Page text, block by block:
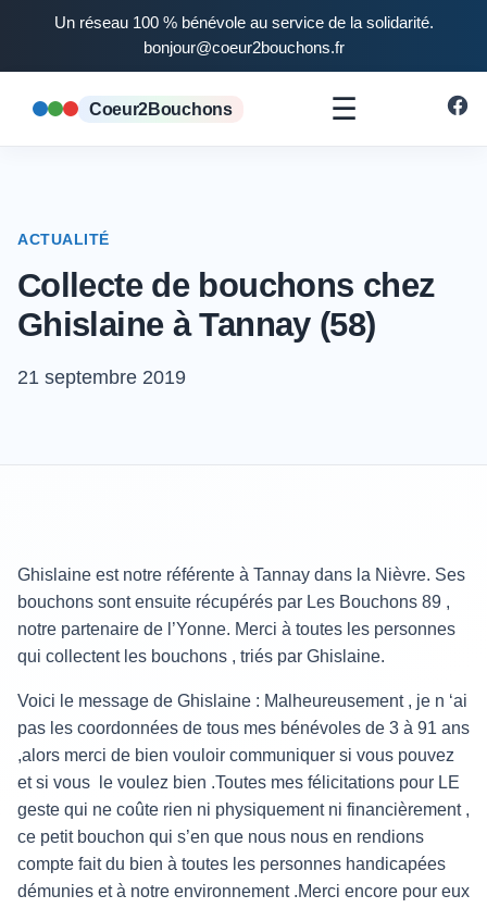
Un réseau 100 % bénévole au service de la solidarité.
bonjour@coeur2bouchons.fr
Coeur2Bouchons ☰
ACTUALITÉ
Collecte de bouchons chez
Ghislaine à Tannay (58)
21 septembre 2019
Ghislaine est notre référente à Tannay dans la Nièvre. Ses
bouchons sont ensuite récupérés par Les Bouchons 89 ,
notre partenaire de l’Yonne. Merci à toutes les personnes
qui collectent les bouchons , triés par Ghislaine.
Voici le message de Ghislaine : Malheureusement , je n ‘ai
pas les coordonnées de tous mes bénévoles de 3 à 91 ans
,alors merci de bien vouloir communiquer si vous pouvez
et si vous le voulez bien .Toutes mes félicitations pour LE
geste qui ne coûte rien ni physiquement ni financièrement ,
ce petit bouchon qui s’en que nous nous en rendions
compte fait du bien à toutes les personnes handicapées
démunies et à notre environnement .Merci encore pour eux